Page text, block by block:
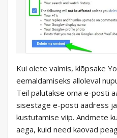
Kui olete valmis, klõpsake
eemaldamiseks alloleval
Teil palutakse oma e-posti
sisestage e-posti aadress
kustutamise viip. Andmete
aega, kuid need kaovad